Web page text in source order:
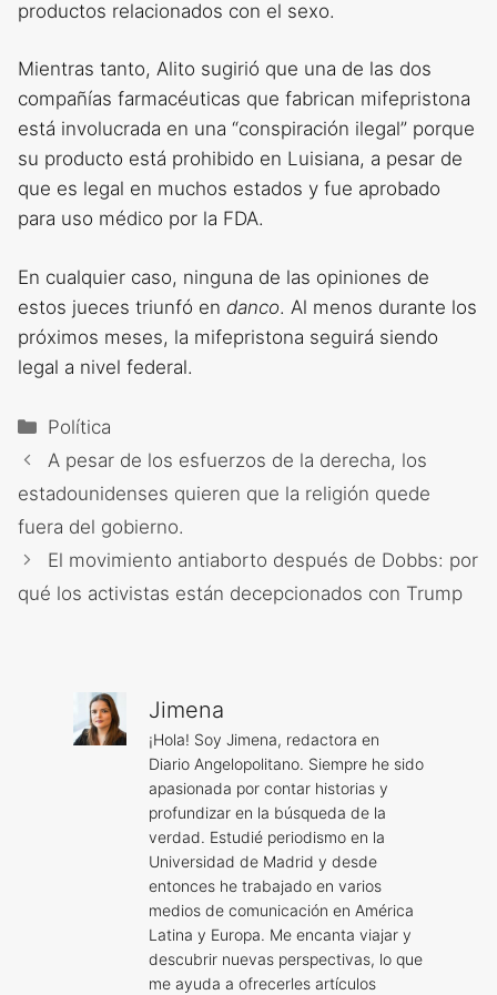
productos relacionados con el sexo.
Mientras tanto, Alito sugirió que una de las dos
compañías farmacéuticas que fabrican mifepristona
está involucrada en una “conspiración ilegal” porque
su producto está prohibido en Luisiana, a pesar de
que es legal en muchos estados y fue aprobado
para uso médico por la FDA.
En cualquier caso, ninguna de las opiniones de
estos jueces triunfó en danco. Al menos durante los
próximos meses, la mifepristona seguirá siendo
legal a nivel federal.
Categorías
Política
A pesar de los esfuerzos de la derecha, los
estadounidenses quieren que la religión quede
fuera del gobierno.
El movimiento antiaborto después de Dobbs: por
qué los activistas están decepcionados con Trump
Jimena
¡Hola! Soy Jimena, redactora en
Diario Angelopolitano. Siempre he sido
apasionada por contar historias y
profundizar en la búsqueda de la
verdad. Estudié periodismo en la
Universidad de Madrid y desde
entonces he trabajado en varios
medios de comunicación en América
Latina y Europa. Me encanta viajar y
descubrir nuevas perspectivas, lo que
me ayuda a ofrecerles artículos